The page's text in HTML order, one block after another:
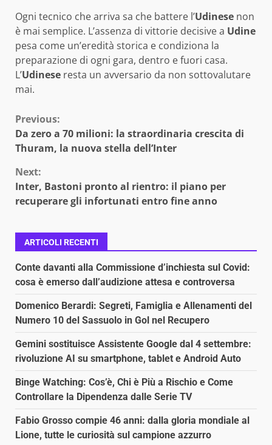
Ogni tecnico che arriva sa che battere l’Udinese non
è mai semplice. L’assenza di vittorie decisive a Udine
pesa come un’eredità storica e condiziona la
preparazione di ogni gara, dentro e fuori casa.
L’Udinese resta un avversario da non sottovalutare
mai.
Continue
Reading
Previous:
Da zero a 70 milioni: la straordinaria crescita di
Thuram, la nuova stella dell’Inter
Next:
Inter, Bastoni pronto al rientro: il piano per
recuperare gli infortunati entro fine anno
ARTICOLI RECENTI
Conte davanti alla Commissione d’inchiesta sul Covid:
cosa è emerso dall’audizione attesa e controversa
Domenico Berardi: Segreti, Famiglia e Allenamenti del
Numero 10 del Sassuolo in Gol nel Recupero
Gemini sostituisce Assistente Google dal 4 settembre:
rivoluzione AI su smartphone, tablet e Android Auto
Binge Watching: Cos’è, Chi è Più a Rischio e Come
Controllare la Dipendenza dalle Serie TV
Fabio Grosso compie 46 anni: dalla gloria mondiale al
Lione, tutte le curiosità sul campione azzurro